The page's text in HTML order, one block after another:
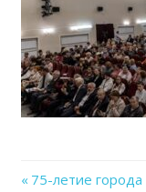
Previous
75-летие города